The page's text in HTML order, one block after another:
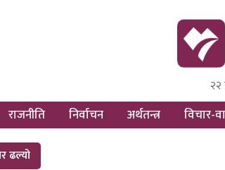
Himal
Dot
राजनीति निर्वाचन अर्थतन्त्र विचार-
ढल्यो